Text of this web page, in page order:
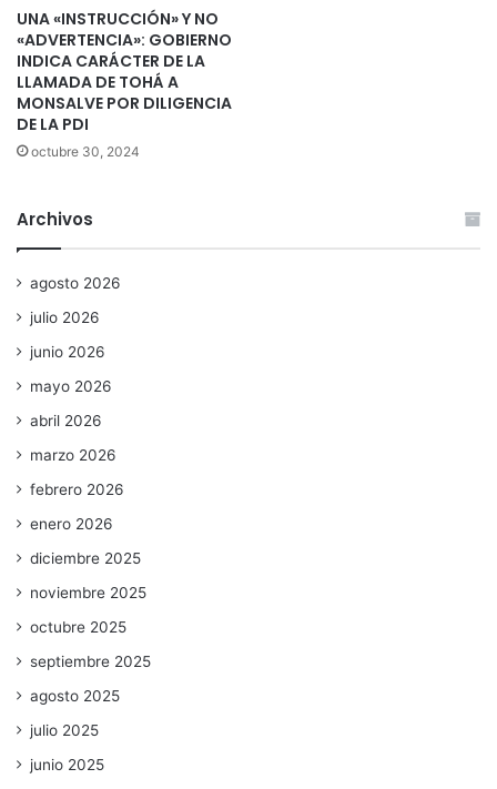
UNA «INSTRUCCIÓN» Y NO
«ADVERTENCIA»: GOBIERNO
INDICA CARÁCTER DE LA
LLAMADA DE TOHÁ A
MONSALVE POR DILIGENCIA
DE LA PDI
octubre 30, 2024
Archivos
agosto 2026
julio 2026
junio 2026
mayo 2026
abril 2026
marzo 2026
febrero 2026
enero 2026
diciembre 2025
noviembre 2025
octubre 2025
septiembre 2025
agosto 2025
julio 2025
junio 2025